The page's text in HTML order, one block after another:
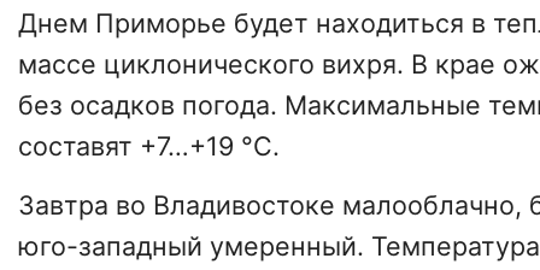
Днем Приморье будет находиться в
массе циклонического вихря. В крае
без осадков погода. Максимальные
составят +7…+19 °C.
Завтра во Владивостоке малооблачно,
юго-западный умеренный.